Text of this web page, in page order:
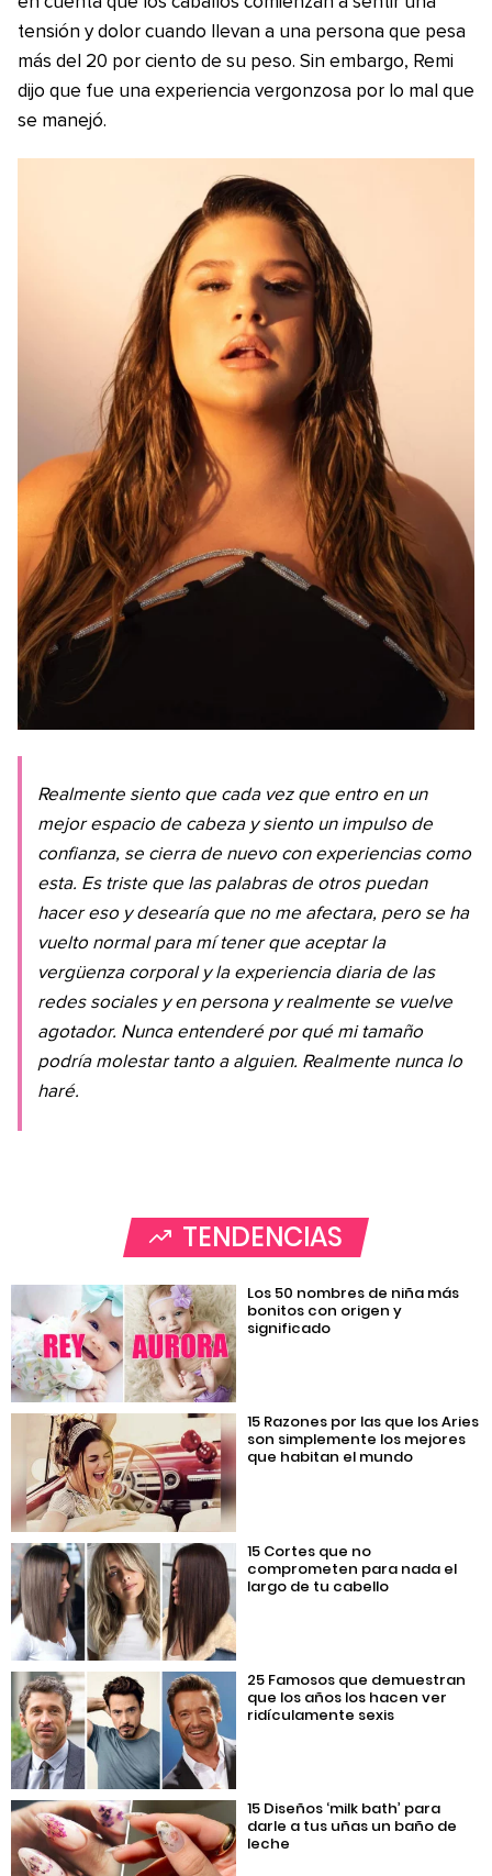
tensión y dolor cuando llevan a una persona que pesa
más del 20 por ciento de su peso. Sin embargo, Remi
dijo que fue una experiencia vergonzosa por lo mal que
se manejó.
Realmente siento que cada vez que entro en un
mejor espacio de cabeza y siento un impulso de
confianza, se cierra de nuevo con experiencias como
esta. Es triste que las palabras de otros puedan
hacer eso y desearía que no me afectara, pero se ha
vuelto normal para mí tener que aceptar la
vergüenza corporal y la experiencia diaria de las
redes sociales y en persona y realmente se vuelve
agotador. Nunca entenderé por qué mi tamaño
podría molestar tanto a alguien. Realmente nunca lo
haré.
TENDENCIAS
Los 50 nombres de niña más
bonitos con origen y
significado
15 Razones por las que los Aries
son simplemente los mejores
que habitan el mundo
15 Cortes que no
comprometen para nada el
largo de tu cabello
25 Famosos que demuestran
que los años los hacen ver
ridículamente sexis
15 Diseños ‘milk bath’ para
darle a tus uñas un baño de
leche